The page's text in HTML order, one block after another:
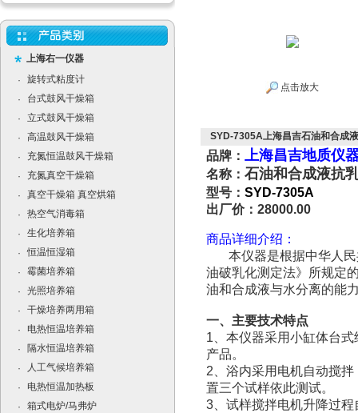
上海右一仪器
·
旋转式粘度计
·
台式鼓风干燥箱
·
立式鼓风干燥箱
·
高温鼓风干燥箱
·
充氮恒温鼓风干燥箱
·
充氮真空干燥箱
·
真空干燥箱 真空烘箱
·
热空气消毒箱
·
生化培养箱
·
恒温恒湿箱
·
霉菌培养箱
·
光照培养箱
·
干燥培养两用箱
·
电热恒温培养箱
·
隔水恒温培养箱
·
人工气候培养箱
·
电热恒温加热板
·
箱式电炉/马弗炉
点击放大
SYD-7305A上海昌吉石油和合成
品牌： 上海昌吉地质仪
名称： 石油和合成液抗
型号： SYD-7305A
出厂价：28000.00
商品详细介绍：
本仪器是根据中华人民
油破乳化测定法》所规定
油和合成液与水分离的能
一、主要技术特点
1、本仪器采用小缸体台
产品。
2、浴内采用电机自动搅
置三个试样依此测试。
3、试样搅拌电机升降过